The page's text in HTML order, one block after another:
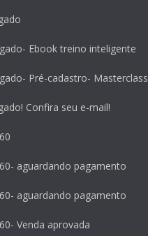
Ebook treino inteligente
Pré-cadastro- Masterclass
Confira seu e-mail!
aguardando pagamento
aguardando pagamento
Venda aprovada